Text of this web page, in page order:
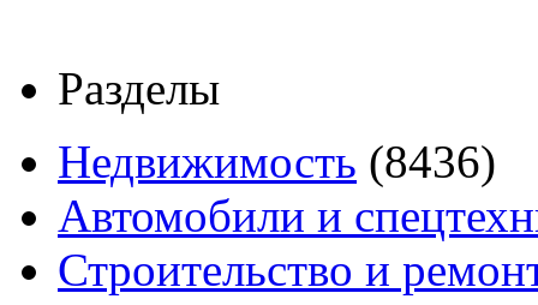
Разделы
Недвижимость (8436)
Автомобили и
Строительство и